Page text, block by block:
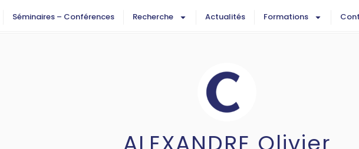
Séminaires – Conférences Recherche Actualités Formations